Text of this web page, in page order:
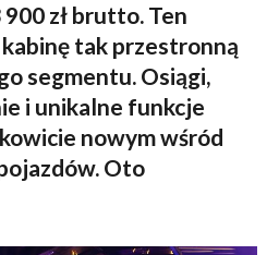
zł brutto. Ten
tak przestronną
segmentu. Osiągi,
i unikalne funkcje
nowym wśród
Oto